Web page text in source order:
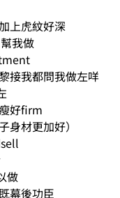
上虎紋好深
我做
接我都問我做左咩
好firm
身材更加好）
做
幕後功臣